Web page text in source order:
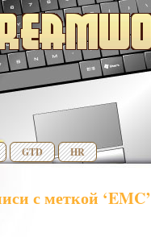
GTD HR
с меткой ‘EMC’